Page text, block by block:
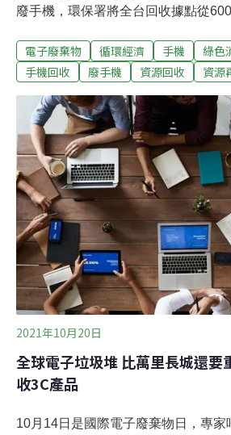
廢手機，環保署將全台回收據點從
31日前往指定據點回收手機，就可以
14、Acer筆電等抽獎活動，並獲得據
據環保署調查，有超過半數民眾3到4
有55.3%的民眾傾向將壞掉或不再使
造成民眾手機回收意願低落的原因主
楚如何回收、對資安有疑慮，以及缺
回收基管會昨（26）日「10月手機回
邀請多家手機、電信、電商及超商業
始，環保署每年10月舉行「手機回收
獎項目包括iPhone 14、Acer筆
電子廢棄物 循環經濟 手機 綠色
手機回收
廢手機 資源回收 資源
2021年10月20日
全球電子垃圾堆 比萬里長城還要
收3C產品
10月14日是國際電子廢棄物日，專家